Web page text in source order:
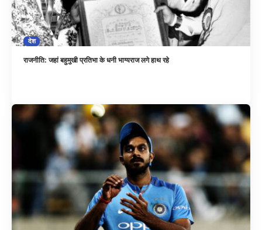
देश
राजनीति: जहां बहुमुखी प्रतिभा के धनी भाग्यराज लगे हाथ रहे